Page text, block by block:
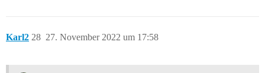
Karl2 27. November 2022 um 17:58
28